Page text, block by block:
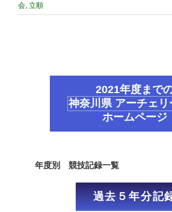
会 立順
2021年度まで
神奈川県 アーチェリ
ホームページ
年度別 競技記録一覧
過去５年分記